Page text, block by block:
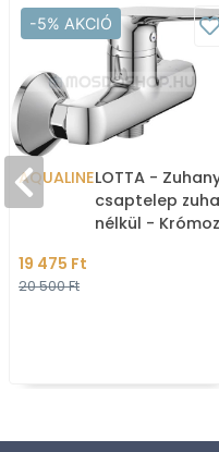
-5% AKCIÓ
AQUALINELOTTA -
csaptelep
nélkül -
19 475 Ft
20 500 Ft